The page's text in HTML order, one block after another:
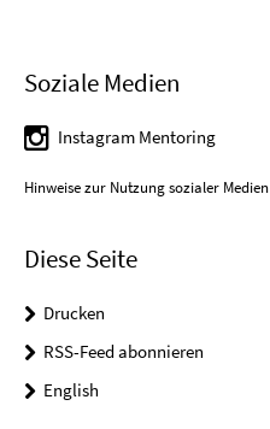
Soziale Medien
Instagram Mentoring
Hinweise zur Nutzung sozialer Medien
Diese Seite
Drucken
RSS-Feed abonnieren
English